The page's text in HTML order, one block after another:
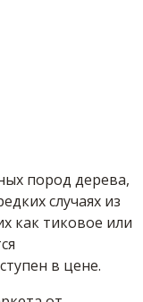
пород дерева,
случаях из
как тиковое или
в цене.